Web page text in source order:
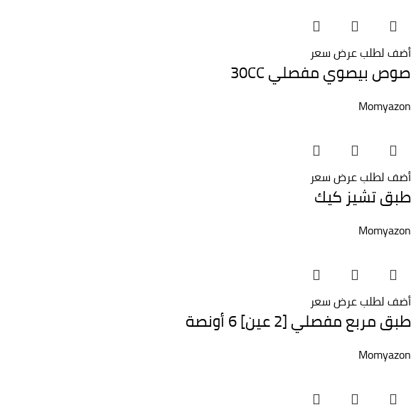
أضف لطلب عرض سعر
صوص بيصوي مفصلي 30CC
Momyazon
أضف لطلب عرض سعر
طبق تشيز كيك
Momyazon
أضف لطلب عرض سعر
طبق مربع مفصلي [2 عين] 6 أونصة
Momyazon